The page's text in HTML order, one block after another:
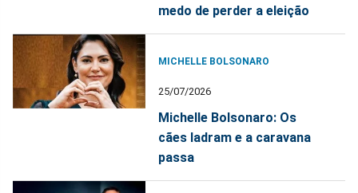
medo de perder a eleição
MICHELLE BOLSONARO
25/07/2026
Michelle Bolsonaro: Os
cães ladram e a caravana
passa